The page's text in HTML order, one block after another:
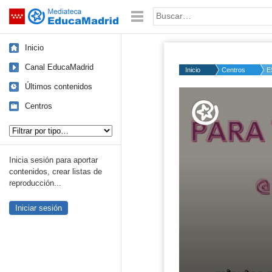
Saltar navegación Palabra o frase:
Inicio
Canal EducaMadrid
Últimos contenidos
Centros
Inicia sesión para aportar
contenidos, crear listas de
reproducción...
Iniciar sesión
Inicio Centros
50%